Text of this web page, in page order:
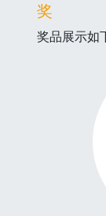
奖
奖品展示如